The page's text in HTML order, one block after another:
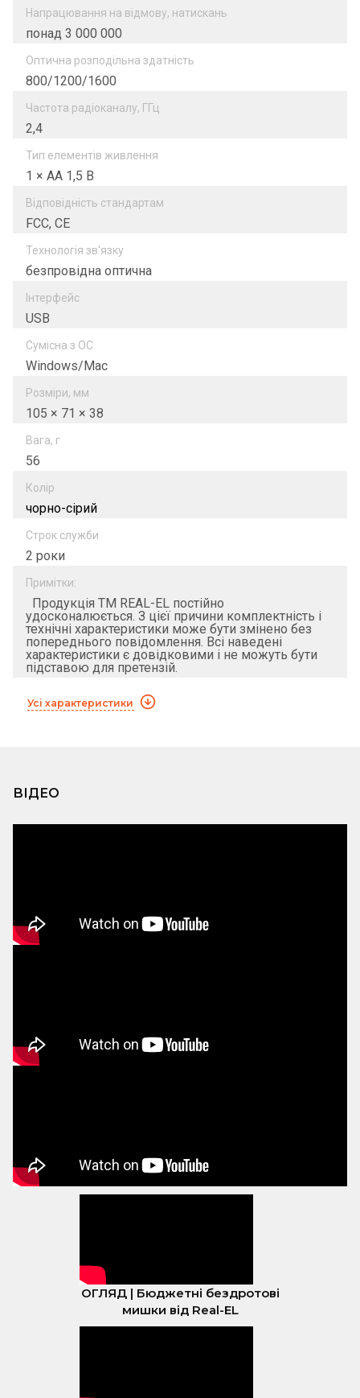
Напрацювання на відмову, натискань
понад 3 000 000
Оптична розподільна здатність
800/1200/1600
Частота радіоканалу, ГГц
2,4
Тип елементів живлення
1 × AA 1,5 В
Відповідність стандартам
FCC, CE
Технологія зв'язку
безпровідна оптична
Інтерфейс
USB
Сумісна з ОС
Windows/Mac
Розміри, мм
105 × 71 × 38
Вага, г
56
Колір
чорно-сірий
Строк служби
2 роки
Примітки:
Продукція ТМ REAL-EL постійно
удосконалюється. З цієї причини комплектність і
технічні характеристики може бути змінено без
попереднього повідомлення. Всі наведені
характеристики є довідковими і не можуть бути
підставою для претензій.
Усі характеристики
ВІДЕО
ОГЛЯД | Бюджетні бездротові
мишки від Real-EL